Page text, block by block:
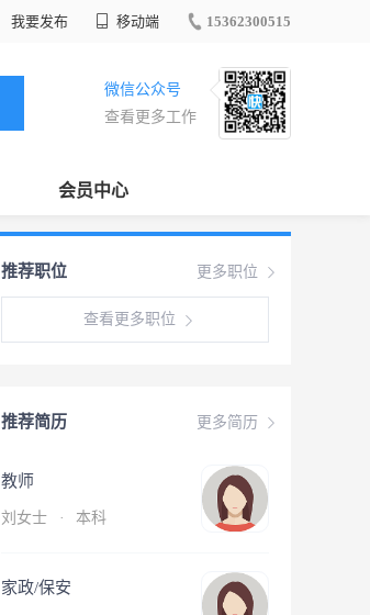
我要发布 移动端 15362300515
微信公众号
查看更多工作
会员中心
更多职位
推荐职位
查看更多职位
更多简历
推荐简历
教师
刘女士 · 本科
家政/保安